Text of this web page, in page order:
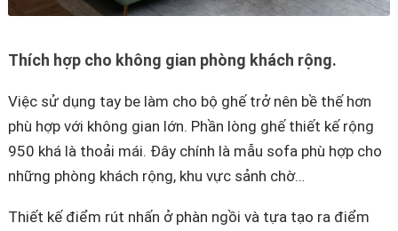
Thích hợp cho không gian phòng khách rộng.
Việc sử dụng tay be làm cho bộ ghế trở nên bề thế hơn
phù hợp với không gian lớn. Phần lòng ghế thiết kế rộng
950 khá là thoải mái. Đây chính là mẫu sofa phù hợp cho
những phòng khách rộng, khu vực sảnh chờ…
Thiết kế điểm rút nhấn ở phàn ngồi và tựa tạo ra điểm